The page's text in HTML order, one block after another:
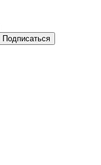
Подписаться